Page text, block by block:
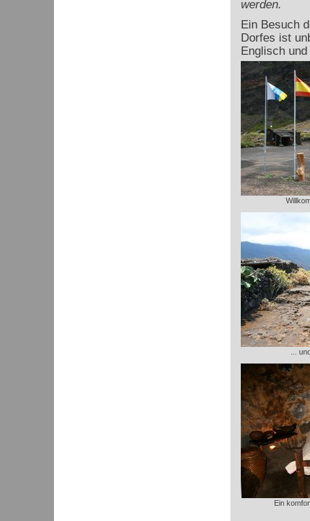
werden.
Ein Besuch
Dorfes ist
Englisch
...
Ein